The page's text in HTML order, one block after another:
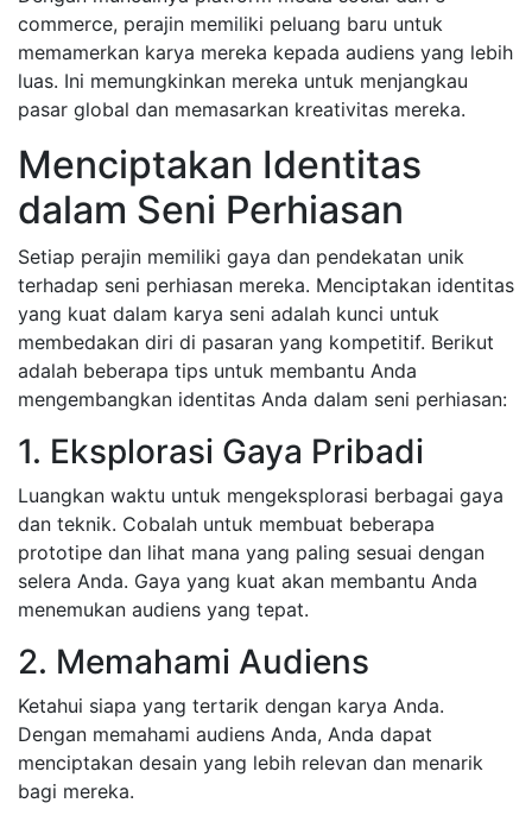
commerce, perajin memiliki peluang baru untuk
memamerkan karya mereka kepada audiens yang lebih
luas. Ini memungkinkan mereka untuk menjangkau
pasar global dan memasarkan kreativitas mereka.
Menciptakan Identitas
dalam Seni Perhiasan
Setiap perajin memiliki gaya dan pendekatan unik
terhadap seni perhiasan mereka. Menciptakan identitas
yang kuat dalam karya seni adalah kunci untuk
membedakan diri di pasaran yang kompetitif. Berikut
adalah beberapa tips untuk membantu Anda
mengembangkan identitas Anda dalam seni perhiasan:
1. Eksplorasi Gaya Pribadi
Luangkan waktu untuk mengeksplorasi berbagai gaya
dan teknik. Cobalah untuk membuat beberapa
prototipe dan lihat mana yang paling sesuai dengan
selera Anda. Gaya yang kuat akan membantu Anda
menemukan audiens yang tepat.
2. Memahami Audiens
Ketahui siapa yang tertarik dengan karya Anda.
Dengan memahami audiens Anda, Anda dapat
menciptakan desain yang lebih relevan dan menarik
bagi mereka.